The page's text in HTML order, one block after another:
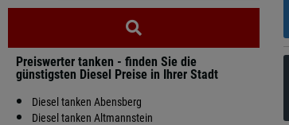
Preiswerter tanken - finden Sie die
günstigsten Diesel Preise in Ihrer Stadt
Diesel tanken Abensberg
Diesel tanken Altmannstein